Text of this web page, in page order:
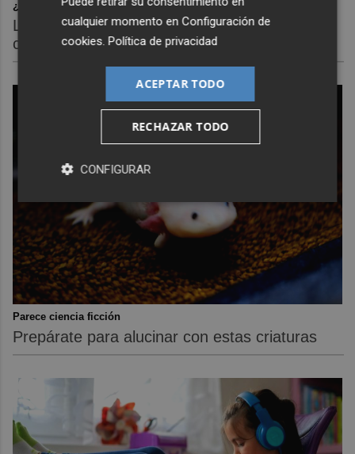
¿Por qué se contagia?
La ciencia explica por qué el bostezo es
contagioso
Parece ciencia ficción
Prepárate para alucinar con estas criaturas
cualquier momento enConfiguración de
cookies .Política de privacidad
ACEPTAR TODO
RECHAZAR TODO
CONFIGURAR